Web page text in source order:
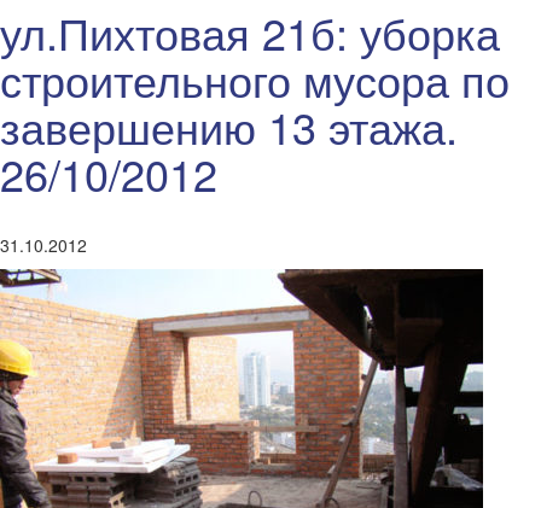
ул.Пихтовая 21б: уборка
строительного мусора по
завершению 13 этажа.
26/10/2012
31.10.2012